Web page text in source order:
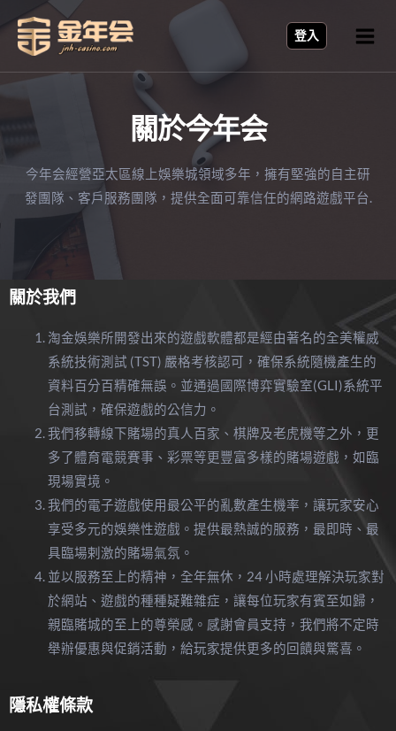
登入
關於今年会
今年会經營亞太區線上娛樂城領域多年，擁有堅強的自主研
發團隊、客戶服務團隊，提供全面可靠信任的網路遊戲平台.
關於我們
淘金娛樂所開發出來的遊戲軟體都是經由著名的全美權威
系統技術測試 (TST) 嚴格考核認可，確保系統隨機產生的
資料百分百精確無誤。並通過國際博弈實驗室(GLI)系統平
台測試，確保遊戲的公信力。
我們移轉線下賭場的真人百家、棋牌及老虎機等之外，更
多了體育電競賽事、彩票等更豐富多樣的賭場遊戲，如臨
現場實境。
我們的電子遊戲使用最公平的亂數產生機率，讓玩家安心
享受多元的娛樂性遊戲。提供最熱誠的服務，最即時、最
具臨場剌激的賭場氣氛。
並以服務至上的精神，全年無休，24 小時處理解決玩家對
於網站、遊戲的種種疑難雜症，讓每位玩家有賓至如歸，
親臨賭城的至上的尊榮感。感謝會員支持，我們將不定時
舉辦優惠與促銷活動，給玩家提供更多的回饋與驚喜。
隱私權條款